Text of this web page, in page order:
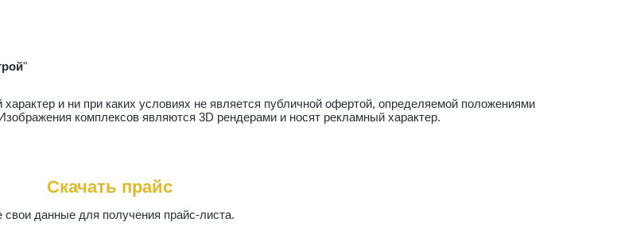
"
и ни при каких условиях не является публичной офертой, определяемой положениями
комплексов являются 3D рендерами и носят рекламный характер.
Скачать прайс
свои данные для получения прайс-листа.